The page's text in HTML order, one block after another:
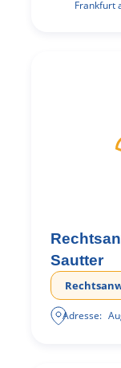
Frankfurt
Sautter
Adresse: